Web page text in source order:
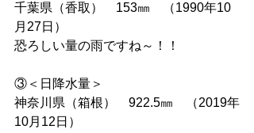
千葉県（香取）　153㎜　（1990年10
月27日）
恐ろしい量の雨ですね～！！
③＜日降水量＞
神奈川県（箱根）　922.5㎜　（2019年
10月12日）